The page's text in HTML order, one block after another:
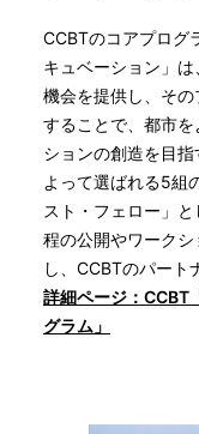
CCBTのコアプログ
キュベーション」
機会を提供し、そ
することで、都市
ションの創造を目
よって選ばれる5組
スト・フェロー」
程の公開やワーク
し、CCBTのパート
詳細ページ：CCBT
グラム」